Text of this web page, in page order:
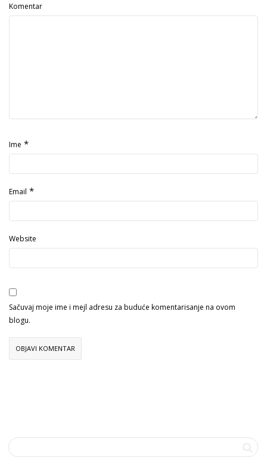
Komentar
Ime *
Email *
Website
Sačuvaj moje ime i mejl adresu za buduće komentarisanje na ovom
blogu.